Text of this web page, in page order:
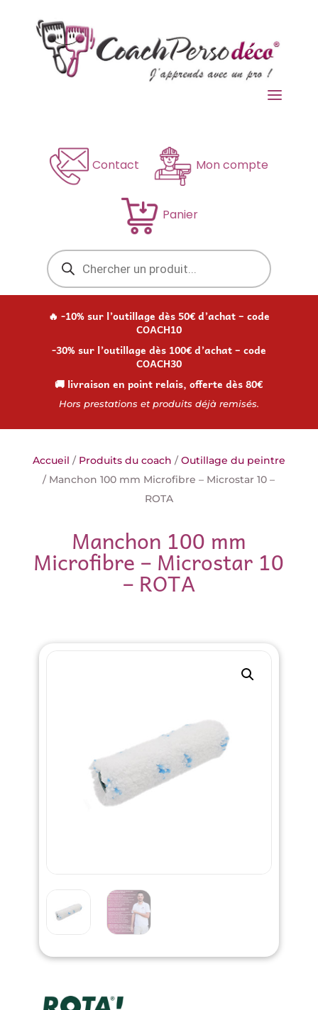
a
Contact Mon compte
Panier
Recherche
de
produits
🔥 -10% sur l’outillage dès 50€ d’achat – code
COACH10
-30% sur l’outillage dès 100€ d’achat – code
COACH30
🚚 livraison en point relais, offerte dès 80€
Hors prestations et produits déjà remisés.
Accueil / Produits du coach /Outillage du peintre
/ Manchon 100 mm Microfibre – Microstar 10 –
ROTA
Manchon 100 mm
Microfibre – Microstar 10
– ROTA